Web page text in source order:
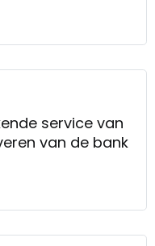
service van
van de bank